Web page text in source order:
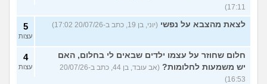
17:11)
לצאת מהצבא על נפשי (יוני, בן 19, כתב ב-20/07/26 17:02) 5
עצות
חלום שחוזר על עצמו ילדים שבאים לי בחלום, האם
יש משמעות לחלומות?
(אב עובד, בן 44, כתב ב-20/07/26
16:53)
4
עצות